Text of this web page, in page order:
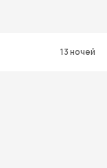
13 ночей